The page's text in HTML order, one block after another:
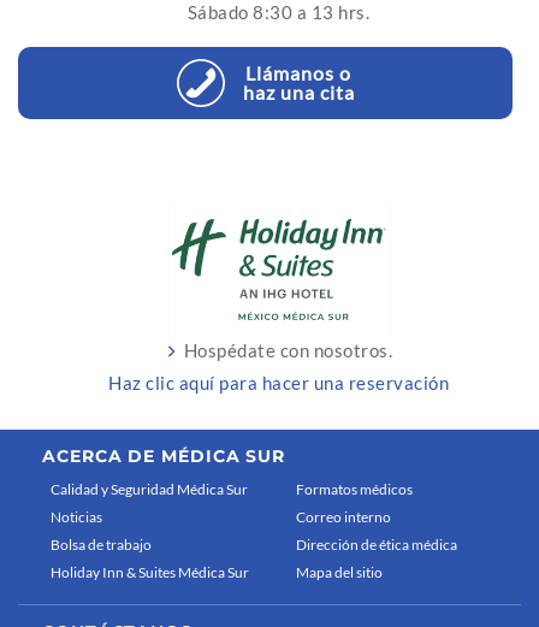
Sábado 8:30 a 13 hrs.
Llámanos o
haz una cita
Hospédate con nosotros.
Haz clic aquí para hacer una reservación
ACERCA DE MÉDICA SUR
Calidad y Seguridad Médica Sur
Noticias
Bolsa de trabajo
Holiday Inn & Suites Médica Sur
Formatos médicos
Correo interno
Dirección de ética médica
Mapa del sitio